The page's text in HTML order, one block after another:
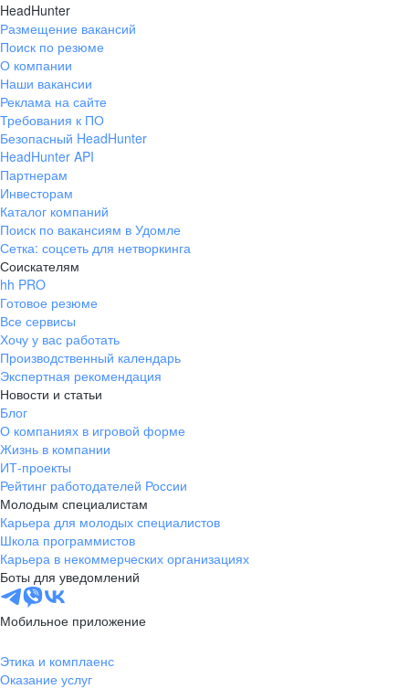
HeadHunter
Размещение вакансий
Поиск по резюме
О компании
Наши вакансии
Реклама на сайте
Требования к ПО
Безопасный HeadHunter
HeadHunter API
Партнерам
Инвесторам
Каталог компаний
Поиск по вакансиям в Удомле
Сетка: соцсеть для нетворкинга
Соискателям
hh PRO
Готовое резюме
Все сервисы
Хочу у вас работать
Производственный календарь
Экспертная рекомендация
Новости и статьи
Блог
О компаниях в игровой форме
Жизнь в компании
ИТ-проекты
Рейтинг работодателей России
Молодым специалистам
Карьера для молодых специалистов
Школа программистов
Карьера в некоммерческих организациях
Боты для уведомлений
Мобильное приложение
Этика и комплаенс
Оказание услуг